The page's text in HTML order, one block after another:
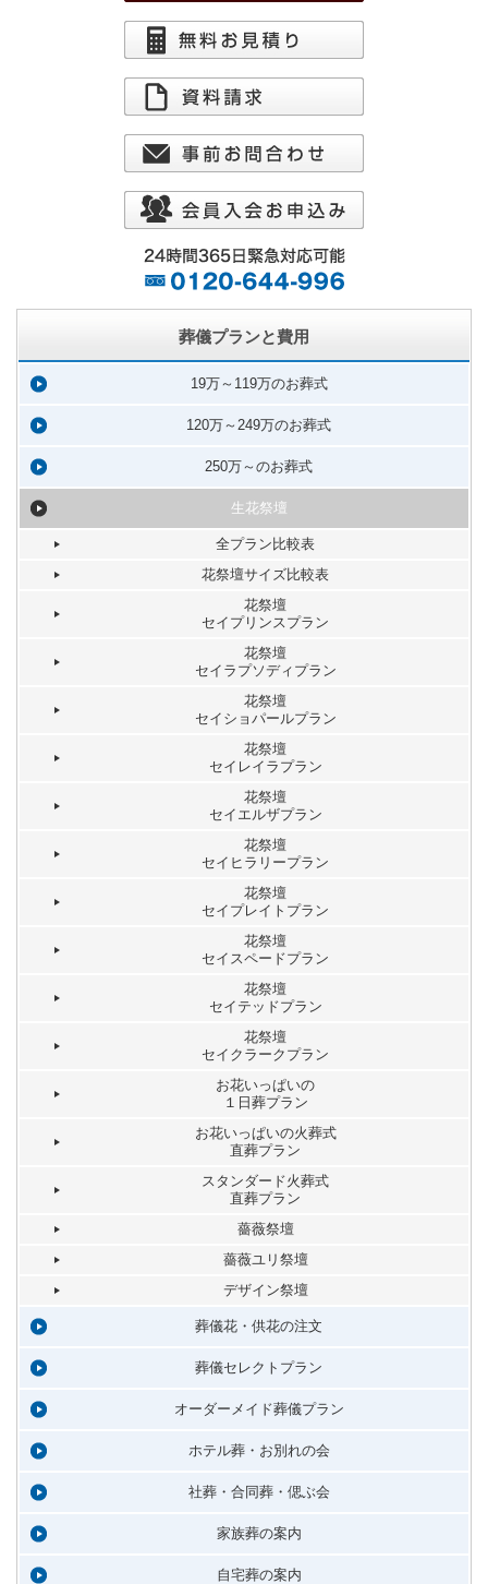
葬儀プランと費用
19万～119万のお葬式
120万～249万のお葬式
250万～のお葬式
生花祭壇
全プラン比較表
花祭壇サイズ比較表
花祭壇
セイプリンスプラン
花祭壇
セイラプソディプラン
花祭壇
セイショパールプラン
花祭壇
セイレイラプラン
花祭壇
セイエルザプラン
花祭壇
セイヒラリープラン
花祭壇
セイプレイトプラン
花祭壇
セイスペードプラン
花祭壇
セイテッドプラン
花祭壇
セイクラークプラン
お花いっぱいの
１日葬プラン
お花いっぱいの火葬式
直葬プラン
スタンダード火葬式
直葬プラン
薔薇祭壇
薔薇ユリ祭壇
デザイン祭壇
葬儀花・供花の注文
葬儀セレクトプラン
オーダーメイド葬儀プラン
ホテル葬・お別れの会
社葬・合同葬・偲ぶ会
家族葬の案内
自宅葬の案内